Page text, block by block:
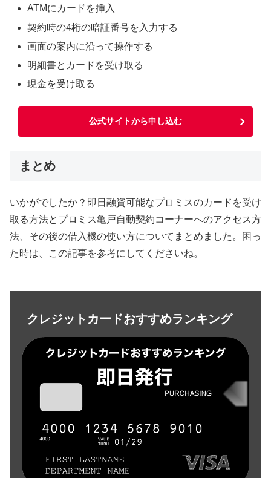
ATMにカードを挿入
契約時の4桁の暗証番号を入力する
画面の案内に沿って操作する
明細書とカードを受け取る
現金を受け取る
公式サイトから申し込む
まとめ
いかがでしたか？即日融資可能なプロミスのカードを受け
取る方法とプロミス亀戸自動契約コーナーへのアクセス方
法、その後の借入機の使い方についてまとめました。困っ
た時は、この記事を参考にしてくださいね。
クレジットカードおすすめランキング